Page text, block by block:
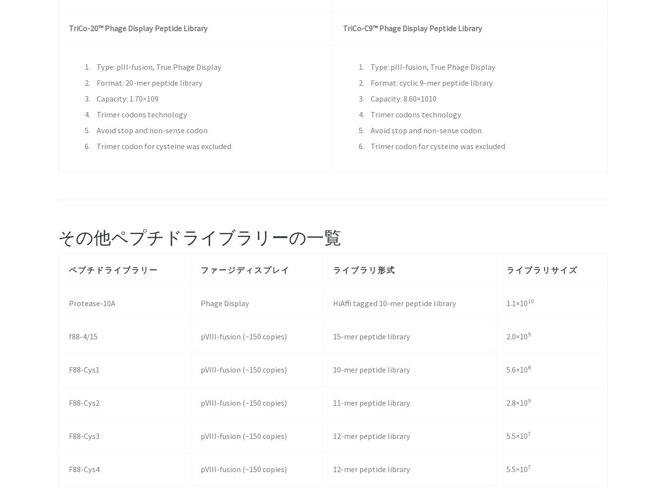
TriCo-20™ Phage Display Peptide Library TriCo-C9™ Phage Display Peptide Library
Type: pIII-fusion, True Phage Display
Format: 20-mer peptide library
Capacity: 1.70×109
Trimer codons technology
Avoid stop and non-sense codon
Trimer codon for cysteine was excluded
Type: pIII-fusion, True Phage Display
Format: cyclic 9-mer peptide library
Capacity: 8.60×1010
Trimer codons technology
Avoid stop and non-sense codon
Trimer codon for cysteine was excluded
その他ペプチドライブラリーの一覧
ペプチドライブラリー ファージディスプレイ ライブラリ形式 ライブラリサイズ
Protease-10A Phage Display HiAffi tagged 10-mer peptide library 1.1×1010
f88-4/15 pVIII-fusion (~150 copies) 15-mer peptide library 2.0×109
F88-Cys1 pVIII-fusion (~150 copies) 10-mer peptide library 5.6×108
F88-Cys2 pVIII-fusion (~150 copies) 11-mer peptide library 2.8×109
F88-Cys3 pVIII-fusion (~150 copies) 12-mer peptide library 5.5×107
F88-Cys4 pVIII-fusion (~150 copies) 12-mer peptide library 5.5×107